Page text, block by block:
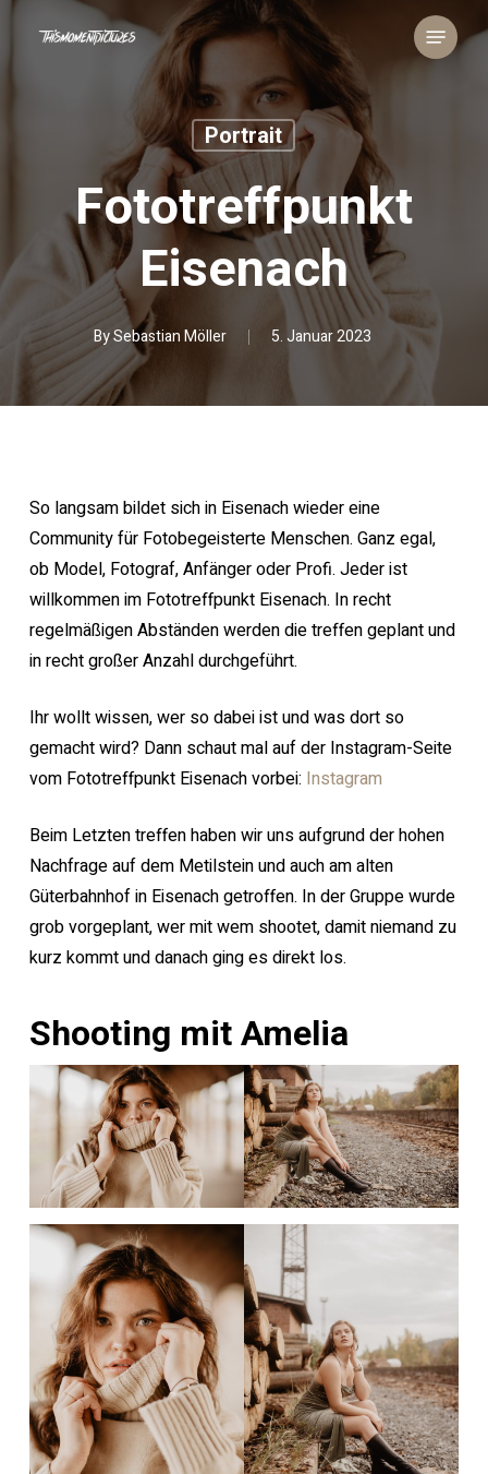
Skip
Menu
Portrait
Fototreffpunkt
Eisenach
BySebastian Möller 5. Januar 2023
So langsam bildet sich in Eisenach wieder eine
Community für Fotobegeisterte Menschen. Ganz egal,
ob Model, Fotograf, Anfänger oder Profi. Jeder ist
willkommen im Fototreffpunkt Eisenach. In recht
regelmäßigen Abständen werden die treffen geplant und
in recht großer Anzahl durchgeführt.
Ihr wollt wissen, wer so dabei ist und was dort so
gemacht wird? Dann schaut mal auf der Instagram-Seite
vom Fototreffpunkt Eisenach vorbei: Instagram
Beim Letzten treffen haben wir uns aufgrund der hohen
Nachfrage auf dem Metilstein und auch am alten
Güterbahnhof in Eisenach getroffen. In der Gruppe wurde
grob vorgeplant, wer mit wem shootet, damit niemand zu
kurz kommt und danach ging es direkt los.
Shooting mit Amelia